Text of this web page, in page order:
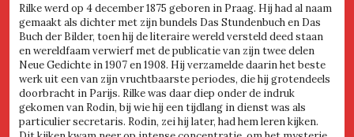
Rilke werd op 4 december 1875 geboren in Praag. Hij had al naam
gemaakt als dichter met zijn bundels Das Stundenbuch en Das
Buch der Bilder, toen hij de literaire wereld versteld deed staan
en wereldfaam verwierf met de publicatie van zijn twee delen
Neue Gedichte in 1907 en 1908. Hij verzamelde daarin het beste
werk uit een van zijn vruchtbaarste periodes, die hij grotendeels
doorbracht in Parijs. Rilke was daar diep onder de indruk
gekomen van Rodin, bij wie hij een tijdlang in dienst was als
particulier secretaris. Rodin, zei hij later, had hem leren kijken.